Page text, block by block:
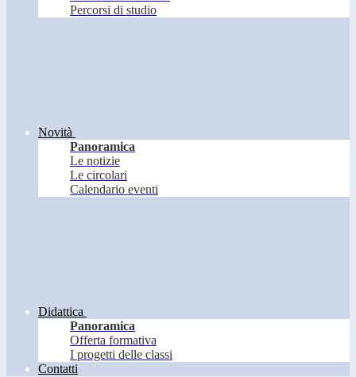
Percorsi di studio
Novità
Panoramica
Le notizie
Le circolari
Calendario eventi
Didattica
Panoramica
Offerta formativa
I progetti delle classi
Contatti